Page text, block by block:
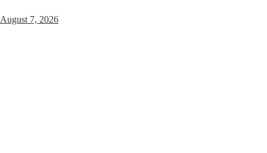
August 7, 2026